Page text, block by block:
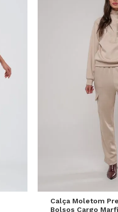
M
Calça Moletom
Bolsos Cargo